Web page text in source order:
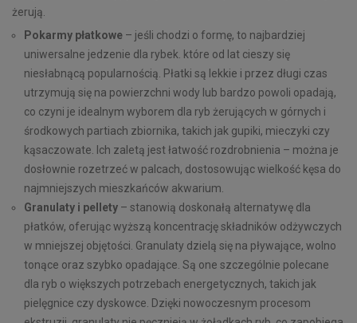
żerują.
Pokarmy płatkowe – jeśli chodzi o formę, to najbardziej
uniwersalne jedzenie dla rybek. które od lat cieszy się
niesłabnącą popularnością. Płatki są lekkie i przez długi czas
utrzymują się na powierzchni wody lub bardzo powoli opadają,
co czyni je idealnym wyborem dla ryb żerujących w górnych i
środkowych partiach zbiornika, takich jak gupiki, mieczyki czy
kąsaczowate. Ich zaletą jest łatwość rozdrobnienia – można je
dosłownie rozetrzeć w palcach, dostosowując wielkość kęsa do
najmniejszych mieszkańców akwarium.
Granulaty i pellety – stanowią doskonałą alternatywę dla
płatków, oferując wyższą koncentrację składników odżywczych
w mniejszej objętości. Granulaty dzielą się na pływające, wolno
tonące oraz szybko opadające. Są one szczególnie polecane
dla ryb o większych potrzebach energetycznych, takich jak
pielęgnice czy dyskowce. Dzięki nowoczesnym procesom